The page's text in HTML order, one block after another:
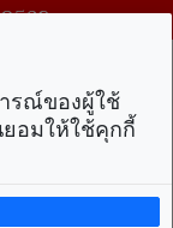
รณ์ของผู้ใช้
อมให้ใช้คุกกี้